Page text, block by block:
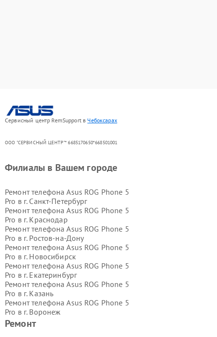
Сервисный центр RemSupport вЧебоксарах
ООО "СЕРВИСНЫЙ ЦЕНТР"* 6685170650*668501001
Ремонт
Филиалы в Вашем городе
Ремонт телефона Asus ROG Phone 5
Pro в г. Санкт-Петербург
Ремонт телефона Asus ROG Phone 5
Pro в г. Краснодар
Ремонт телефона Asus ROG Phone 5
Pro в г. Ростов-на-Дону
Ремонт телефона Asus ROG Phone 5
Pro в г. Новосибирск
Ремонт телефона Asus ROG Phone 5
Pro в г. Екатеринбург
Ремонт телефона Asus ROG Phone 5
Pro в г. Казань
Ремонт телефона Asus ROG Phone 5
Pro в г. Воронеж
Ремонт телефона Asus ROG Phone 5
Pro в г.Волгоград